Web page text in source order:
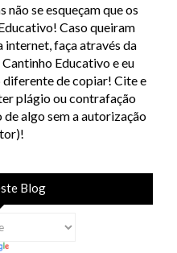
se esqueçam que os
Caso queiram
faça através da
Educativo e eu
de copiar! Cite e
plágio ou contrafação
algo sem a autorização
Blog